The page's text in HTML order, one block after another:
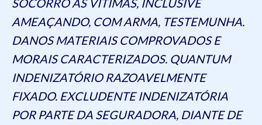
AMEAÇANDO, COM ARMA, TESTEMUNHA.
DANOS MATERIAIS COMPROVADOS E
MORAIS CARACTERIZADOS. QUANTUM
INDENIZATÓRIO RAZOAVELMENTE
FIXADO. EXCLUDENTE INDENIZATÓRIA
POR PARTE DA SEGURADORA, DIANTE DE